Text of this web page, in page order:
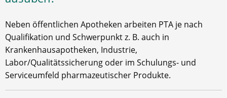
Neben öffentlichen Apotheken arbeiten PTA je nach
Qualifikation und Schwerpunkt z. B. auch in
Krankenhausapotheken, Industrie,
Labor/Qualitätssicherung oder im Schulungs- und
Serviceumfeld pharmazeutischer Produkte.